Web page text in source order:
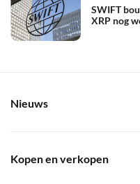
SWIFT
XRP nog
Nieuws
Kopen en verkopen